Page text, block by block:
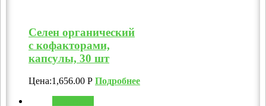
Селен органический
с кофакторами,
капсулы, 30 шт
Цена:1,656.00 Р Подробнее